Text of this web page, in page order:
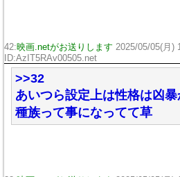
42:映画.netがお送りします 2025/05/05(月)
ID:AzIT5RAv00505.net
>>32
あいつら設定上は性格は凶
種族って事になってて草